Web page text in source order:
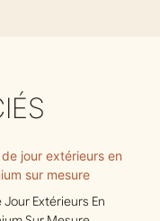
Jour Extérieurs En